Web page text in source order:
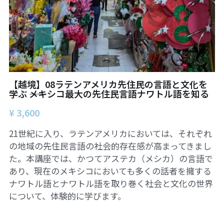
【越境】08ラテンアメリカ先住民の言語と文化を
学ぶ ――メキシコ最大の先住民言語ナワトル語を知る
¥ 3,600
21世紀に入り、ラテンアメリカにおいては、それぞれ
の地域の先住民言語の社会的存在感が高まってきまし
た。本講座では、かつてアステカ（メシカ）の言語で
あり、現在のメキシコにおいても多くの話者を擁する
ナワトル語とナワトル語を取り巻く社会と文化の世界
について、体験的に学びます。